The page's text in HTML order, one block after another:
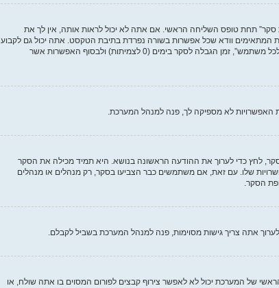
סקר” תחת טופס השליחה הראשי. אם אתה לא יכול לראות אותה, אין לך את
המתאימים וודא שכל אפשרות בשורה נפרדת בתיבת הטקסט. אתה יכול גם לקבוע
את מספר האפשרויות אשר משתמשים יכולים לבחור במשך ההצבעה תחת “אפשרויות לכל משתמש”, זמן הגבלה לסקר בימים (0 לצמיתות) ולבסוף האפשרות אשר
האפשרויות לא מספיקה לך, פנה למנהל המערכת.
סקר, לחץ כדי לערוך את ההודעה הראשונה בנושא. היא תמיד מכילה את הסקר
שלו. עם זאת, אם משתמשים כבר הצביעו בסקר, רק מנהלים או מנהלים
הסקר.
אתה צריך גישות מסוימות, פנה למנהל המערכת בשביל לקבלם.
של המערכת יכול לא לאפשר צירוף קבצים לפורום המסוים בו אתה שולח, או